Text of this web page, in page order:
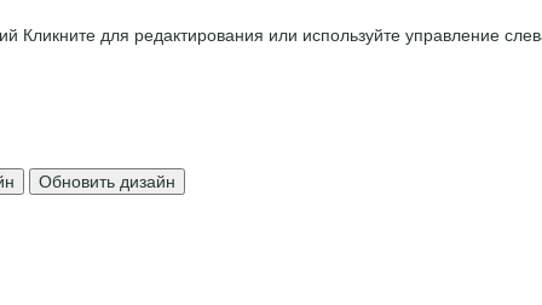
Кликните для редактирования или используйте управление
Обновить дизайн